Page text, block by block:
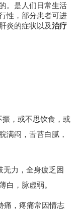
。是人们日常生活
性，部分患者可进
炎的症状以及治疗
，或不思饮食，或
满闷，舌苔白腻，
力，全身疲乏困
白，脉虚弱。
，疼痛常因情志